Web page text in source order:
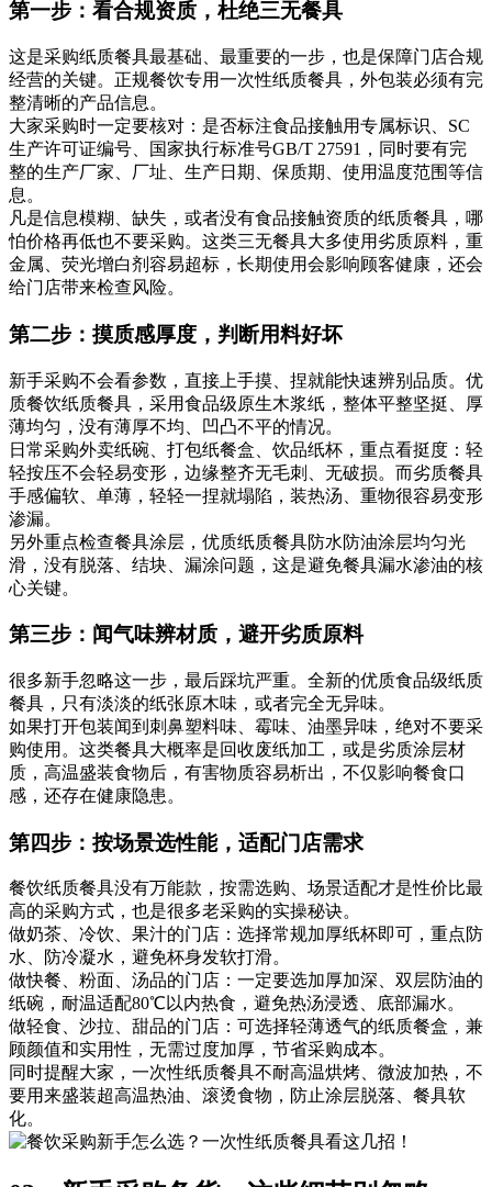
第一步：看合规资质，杜绝三无餐具
这是采购纸质餐具最基础、最重要的一步，也是保障门店合规
经营的关键。正规餐饮专用一次性纸质餐具，外包装必须有完
整清晰的产品信息。
大家采购时一定要核对：是否标注食品接触用专属标识、SC
生产许可证编号、国家执行标准号GB/T 27591，同时要有完
整的生产厂家、厂址、生产日期、保质期、使用温度范围等信
息。
凡是信息模糊、缺失，或者没有食品接触资质的纸质餐具，哪
怕价格再低也不要采购。这类三无餐具大多使用劣质原料，重
金属、荧光增白剂容易超标，长期使用会影响顾客健康，还会
给门店带来检查风险。
第二步：摸质感厚度，判断用料好坏
新手采购不会看参数，直接上手摸、捏就能快速辨别品质。优
质餐饮纸质餐具，采用食品级原生木浆纸，整体平整坚挺、厚
薄均匀，没有薄厚不均、凹凸不平的情况。
日常采购外卖纸碗、打包纸餐盒、饮品纸杯，重点看挺度：轻
轻按压不会轻易变形，边缘整齐无毛刺、无破损。而劣质餐具
手感偏软、单薄，轻轻一捏就塌陷，装热汤、重物很容易变形
渗漏。
另外重点检查餐具涂层，优质纸质餐具防水防油涂层均匀光
滑，没有脱落、结块、漏涂问题，这是避免餐具漏水渗油的核
心关键。
第三步：闻气味辨材质，避开劣质原料
很多新手忽略这一步，最后踩坑严重。全新的优质食品级纸质
餐具，只有淡淡的纸张原木味，或者完全无异味。
如果打开包装闻到刺鼻塑料味、霉味、油墨异味，绝对不要采
购使用。这类餐具大概率是回收废纸加工，或是劣质涂层材
质，高温盛装食物后，有害物质容易析出，不仅影响餐食口
感，还存在健康隐患。
第四步：按场景选性能，适配门店需求
餐饮纸质餐具没有万能款，按需选购、场景适配才是性价比最
高的采购方式，也是很多老采购的实操秘诀。
做奶茶、冷饮、果汁的门店：选择常规加厚纸杯即可，重点防
水、防冷凝水，避免杯身发软打滑。
做快餐、粉面、汤品的门店：一定要选加厚加深、双层防油的
纸碗，耐温适配80℃以内热食，避免热汤浸透、底部漏水。
做轻食、沙拉、甜品的门店：可选择轻薄透气的纸质餐盒，兼
顾颜值和实用性，无需过度加厚，节省采购成本。
同时提醒大家，一次性纸质餐具不耐高温烘烤、微波加热，不
要用来盛装超高温热油、滚烫食物，防止涂层脱落、餐具软
化。